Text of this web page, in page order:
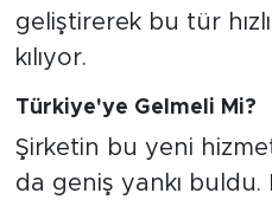
geliştirerek bu tür
kılıyor.
Türkiye'ye Gelmeli Mi?
Şirketin bu yeni
da geniş yankı buldu.